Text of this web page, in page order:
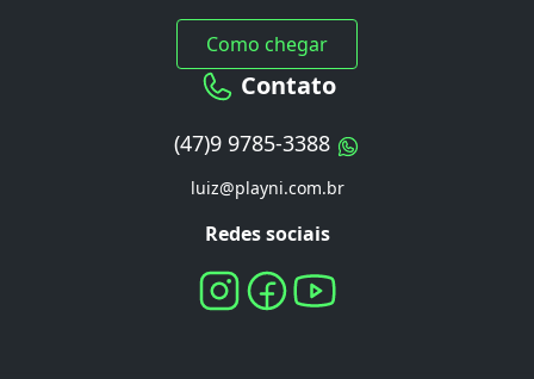
Como chegar
Contato
(47)9 9785-3388
luiz@playni.com.br
Redes sociais